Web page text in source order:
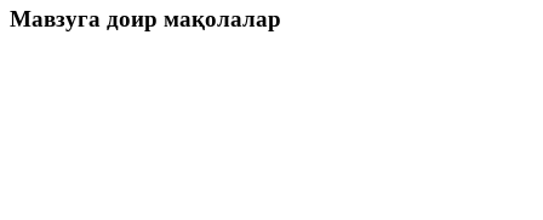
Мавзуга доир мақолалар